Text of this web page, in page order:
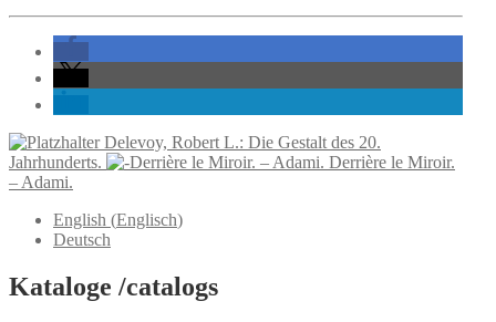
Delevoy, Robert L.: Die Gestalt des 20.
Jahrhunderts.
Derrière le Miroir.
– Adami.
English (Englisch)
Deutsch
Kataloge /catalogs